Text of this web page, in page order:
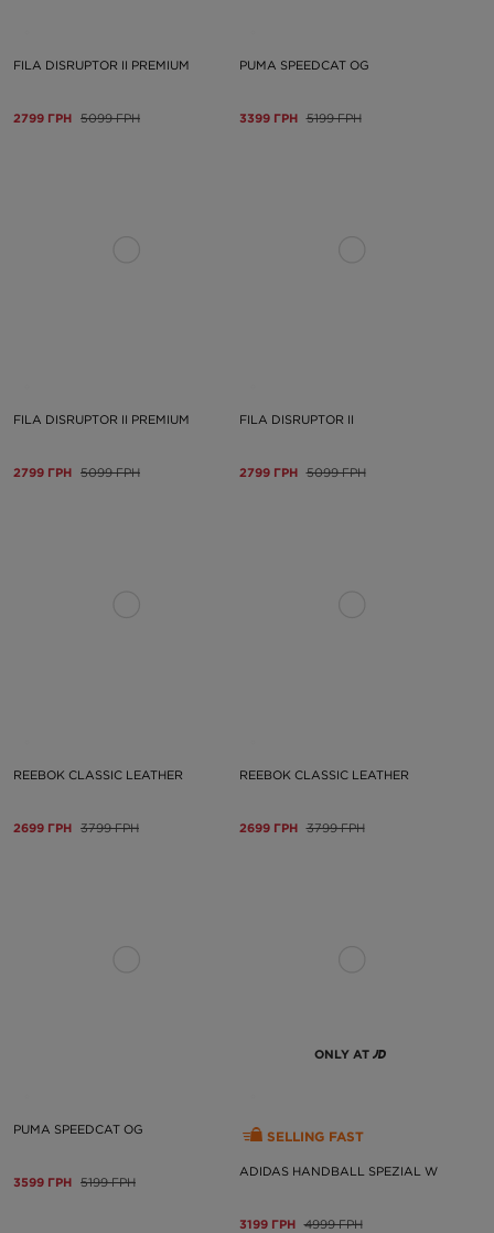
FILA DISRUPTOR II PREMIUM
2799 ГРН 5099 ГРН
PUMA SPEEDCAT OG
3399 ГРН 5199 ГРН
FILA DISRUPTOR II PREMIUM
2799 ГРН 5099 ГРН
FILA DISRUPTOR II
2799 ГРН 5099 ГРН
REEBOK CLASSIC LEATHER
2699 ГРН 3799 ГРН
REEBOK CLASSIC LEATHER
2699 ГРН 3799 ГРН
PUMA SPEEDCAT OG
3599 ГРН 5199 ГРН
ONLY AT
SELLING FAST
ADIDAS HANDBALL SPEZIAL W
3199 ГРН 4999 ГРН